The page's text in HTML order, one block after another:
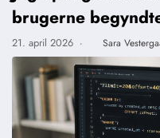
brugerne
21. april 2026 · Sara